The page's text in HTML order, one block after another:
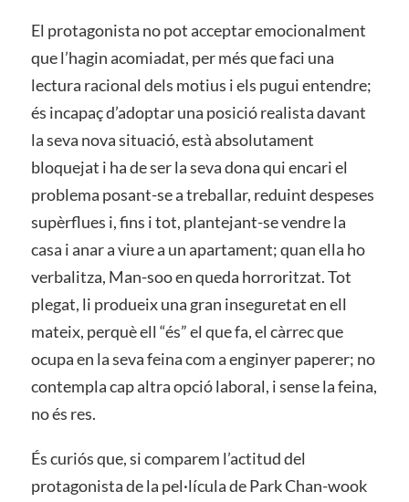
El protagonista no pot acceptar emocionalment
que l’hagin acomiadat, per més que faci una
lectura racional dels motius i els pugui entendre;
és incapaç d’adoptar una posició realista davant
la seva nova situació, està absolutament
bloquejat i ha de ser la seva dona qui encari el
problema posant-se a treballar, reduint despeses
supèrflues i, fins i tot, plantejant-se vendre la
casa i anar a viure a un apartament; quan ella ho
verbalitza, Man-soo en queda horroritzat. Tot
plegat, li produeix una gran inseguretat en ell
mateix, perquè ell “és” el que fa, el càrrec que
ocupa en la seva feina com a enginyer paperer; no
contempla cap altra opció laboral, i sense la feina,
no és res.
És curiós que, si comparem l’actitud del
protagonista de la pel·lícula de Park Chan-wook